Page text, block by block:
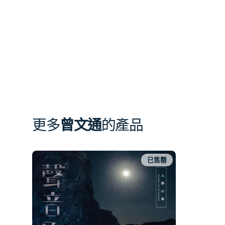
更多曾文通的產品
已售罄